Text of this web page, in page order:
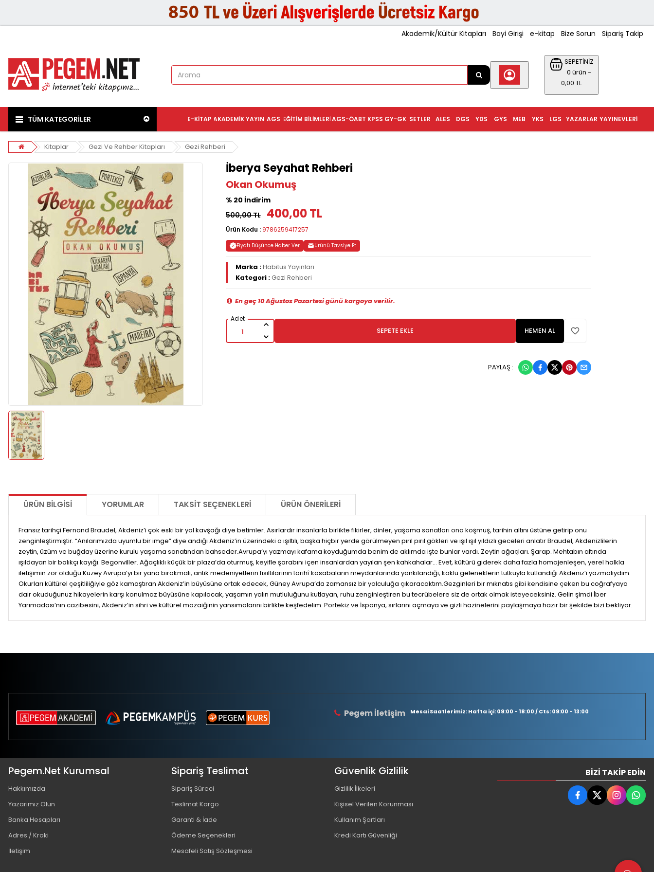
Akademik/Kültür Kitapları Bayi Girişi e-kitap Bize Sorun Sipariş Takip
SEPETİNİZ
0 ürün -
0,00 TL
TÜM KATEGORİLER YAYINEVLERI
YAZARLAR
LGS
YKS
MEB
GYS
YDS
DGS
ALES
SETLER
KPSS GY-GK
AGS-ÖABT
EĞITIM BILIMLERI
AGS
AKADEMIK YAYIN
E-KITAP
Kitaplar Gezi Ve Rehber Kitapları Gezi Rehberi
İberya Seyahat Rehberi
Okan Okumuş
% 20 İndirim
500,00 TL
400,00 TL
Ürün Kodu : 9786259417257
Fiyatı Düşünce Haber Ver Ürünü Tavsiye Et
Marka :Habitus Yayınları
Kategori :Gezi Rehberi
En geç 10 Ağustos Pazartesi günü kargoya verilir.
SEPETE EKLE HEMEN AL
PAYLAŞ :
ÜRÜN BILGISI YORUMLAR TAKSIT SEÇENEKLERI ÜRÜN ÖNERILERI
Fransız tarihçi Fernand Braudel, Akdeniz’i çok eski bir yol kavşağı diye betimler. Asırlardır insanlarla birlikte fikirler, dinler, yaşama sanatları ona koşmuş, tarihin altını üstüne getirip onu
zenginleştirmiştir. “Anılarımızda uyumlu bir imge” diye andığı Akdeniz’in üzerindeki o ışıltılı, başka hiçbir yerde görülmeyen pırıl pırıl gökleri ve ışıl ışıl yıldızlı geceleri anlatır Braudel, Akdenizlilerin
zeytin, üzüm ve buğday üzerine kurulu yaşama sanatından bahseder.Avrupa’yı yazmayı kafama koyduğumda benim de aklımda işte bunlar vardı. Zeytin ağaçları. Şarap. Mehtabın altında
ışıldayan bir balıkçı kayığı. Begonviller. Ağaçlıklı küçük bir plaza’da oturmuş, keyifle şarabını içen insanlardan yayılan şen kahkahalar… Evet, kültürü giderek daha fazla homojenleşen, yerel halkla
iletişimin zor olduğu Kuzey Avrupa’yı bir yana bırakmalı, antik medeniyetlerin fısıltılarının tarihî kasabaların meydanlarında yankılandığı, köklü geleneklerin tutkuyla kutlandığı Akdeniz’i yazmalıydım.
Okurları kültürel çeşitliliğiyle göz kamaştıran Akdeniz’in büyüsüne ortak edecek, Güney Avrupa’da zamansız bir yolculuğa çıkaracaktım.Gezginleri bir mıknatıs gibi kendisine çeken bu coğrafyaya
dair okuduğunuz hikayelerin karşı konulmaz büyüsüne kapılacak, yaşamın yalın mutluluğunu kutlayan, ruhu zenginleştiren bu tecrübelere siz de ortak olmak isteyeceksiniz. Gelin şimdi İber
Yarımadası’nın cazibesini, Akdeniz’in sihri ve kültürel mozaiğinin yansımalarını birlikte keşfedelim. Portekiz ve İspanya, sırlarını açmaya ve gizli hazinelerini paylaşmaya hazır bir şekilde bizi bekliyor.
Pegem İletişim Mesai Saatlerimiz: Hafta içi: 09:00 - 18:00 / Cts: 09:00 - 13:00
Pegem.Net Kurumsal
Hakkımızda
Yazarımız Olun
Banka Hesapları
Adres / Kroki
İletişim
Sipariş Teslimat
Sipariş Süreci
Teslimat Kargo
Garanti & İade
Ödeme Seçenekleri
Mesafeli Satış Sözleşmesi
Güvenlik Gizlilik
Gizlilik İlkeleri
Kişisel Verilen Korunması
Kullanım Şartları
Kredi Kartı Güvenliği
BIZI TAKIP EDIN